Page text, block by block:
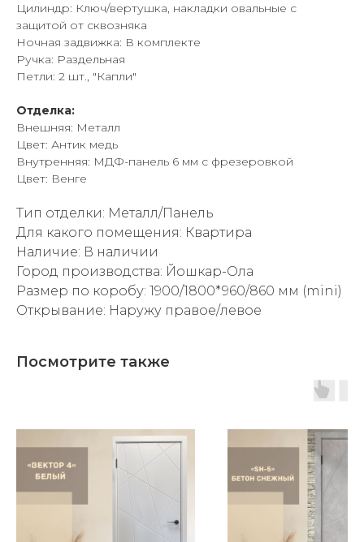
Цилиндр: Ключ/вертушка, накладки овальные с
защитой от сквозняка
Ночная задвижка: В комплекте
Ручка: Раздельная
Петли: 2 шт., "Капли"
Отделка:
Внешняя: Металл
Цвет: Антик медь
Внутренняя: МДФ-панель 6 мм с фрезеровкой
Цвет: Венге
Тип отделки: Металл/Панель
Для какого помещения: Квартира
Наличие: В наличии
Город производства: Йошкар-Ола
Размер по коробу: 1900/1800*960/860 мм (mini)
Открывание: Наружу правое/левое
Посмотрите также